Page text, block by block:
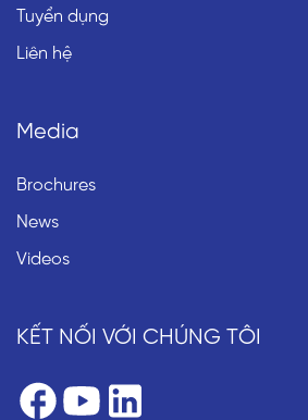
Tuyển dụng
Liên hệ
Media
Brochures
News
Videos
KẾT NỐI VỚI CHÚNG TÔI